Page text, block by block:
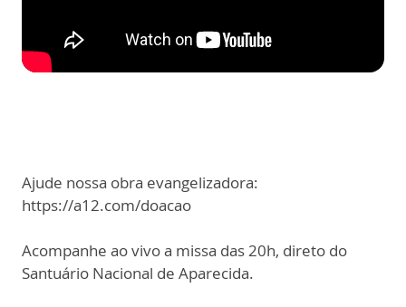
Ajude nossa obra evangelizadora:
https://a12.com/doacao
Acompanhe ao vivo a missa das 20h, direto do
Santuário Nacional de Aparecida.